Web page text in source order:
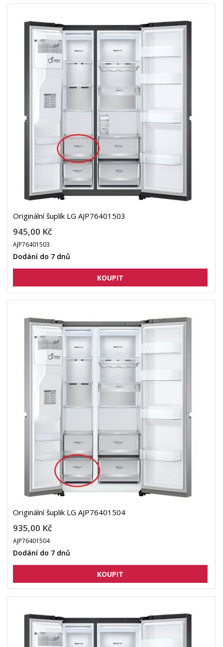
Originální šuplík LG AJP76401503
945,00 Kč
AJP76401503
Dodání do 7 dnů
Originální šuplik LG AJP76401504
935,00 Kč
AJP76401504
Dodání do 7 dnů